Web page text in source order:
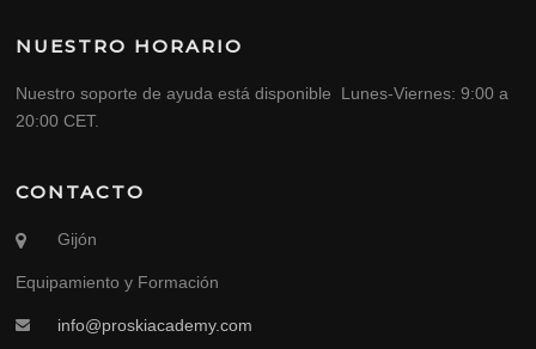
NUESTRO HORARIO
Nuestro soporte de ayuda está disponible Lunes-Viernes: 9:00 a
20:00 CET.
CONTACTO
Gijón
Equipamiento y Formación
info@proskiacademy.com